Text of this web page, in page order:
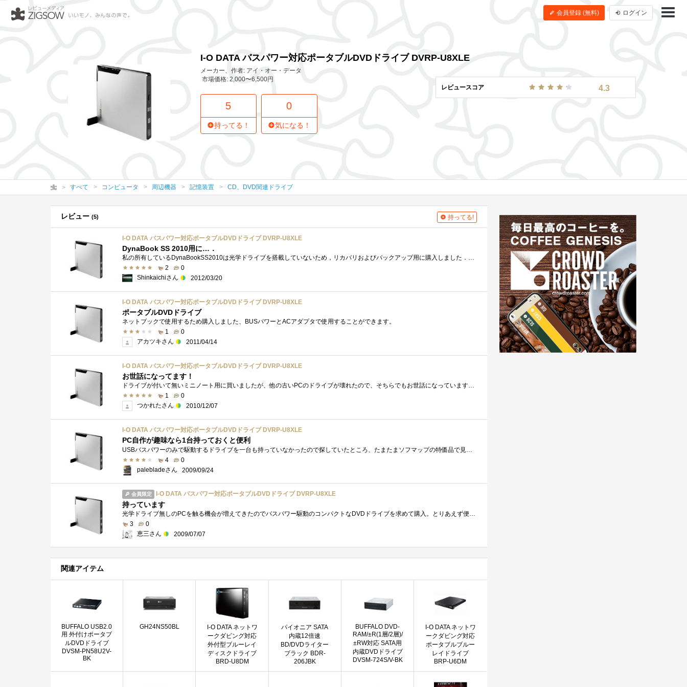
会員登録 (無料) ログイン
レビュースコア 4.3
I-O DATA バスパワー対応ポータブルDVDドライブ DVRP-U8XLE
メーカー、作者: アイ・オー・データ
市場価格: 2,000〜6,500円
5
持ってる！
0
気になる！
すべて コンピュータ 周辺機器 記憶装置 CD、DVD関連ドライブ
レビュー (5) 持ってる!
I-O DATA バスパワー対応ポータブルDVDドライブ DVRP-U8XLE
DynaBook SS 2010用に…．
私の所有しているDynaBookSS2010は光学ドライブを搭載していないため，リカバリおよびバックアップ用に購入しました．DVDスーパーマルチドライブで...
2
0
Shinkaichiさん
2012/03/20
I-O DATA バスパワー対応ポータブルDVDドライブ DVRP-U8XLE
ポータブルDVDドライブ
ネットブックで使用するため購入しました、BUSパワーとACアダプタで使用することができます。
1
0
アカツキさん
2011/04/14
I-O DATA バスパワー対応ポータブルDVDドライブ DVRP-U8XLE
お世話になってます！
ドライブが付いて無いミニノート用に買いましたが、他の古いPCのドライブが壊れたので、そちらでもお世話になっています。有難う！！！
1
0
つかれたさん
2010/12/07
I-O DATA バスパワー対応ポータブルDVDドライブ DVRP-U8XLE
PC自作が趣味なら1台持っておくと便利
USBバスパワーのみで駆動するドライブを一台も持っていなかったので探していたところ、たまたまソフマップの特価品で見つけたので即購入。最�...
4
0
palebladeさん
2009/09/24
会員限定 I-O DATA バスパワー対応ポータブルDVDドライブ DVRP-U8XLE
持っています
光学ドライブ無しのPCを触る機会が増えてきたのでバスパワー駆動のコンパクトなDVDドライブを求めて購入。とりあえず便利に使用中。
3
0
恵三さん
2009/07/07
関連アイテム
BUFFALO USB2.0
用 外付けポータブ
ルDVDドライブ
DVSM-PN58U2V-
BK
GH24NS50BL
I-O DATA ネットワ
ークダビング対応
外付型ブルーレイ
ディスクドライブ
BRD-U8DM
パイオニア SATA
内蔵12倍速
BD/DVDライター
ブラック BDR-
206JBK
BUFFALO DVD-
RAM/±R(1層/2層)/
±RW対応 SATA用
内蔵DVDドライブ
DVSM-724S/V-BK
I-O DATA ネットワ
ークダビング対応
ポータブルブルー
レイドライブ
BRP-U6DM